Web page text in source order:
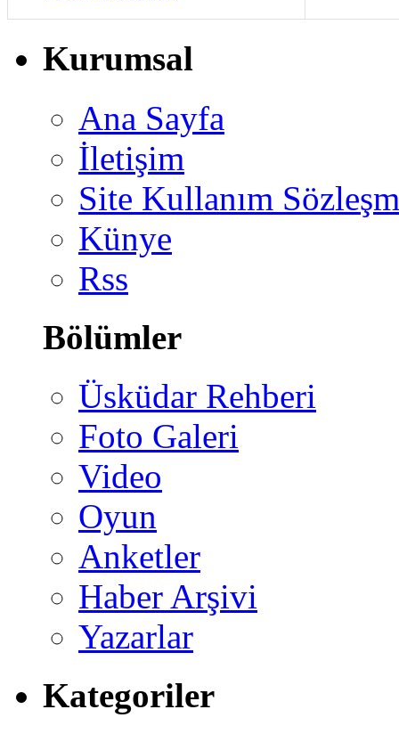
Kurumsal
Ana Sayfa
İletişim
Site Kullanım
Künye
Rss
Bölümler
Üsküdar Rehberi
Foto Galeri
Video
Oyun
Anketler
Haber Arşivi
Yazarlar
Kategoriler